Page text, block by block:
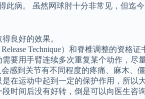
此病。 虽然网球肘十分非常见，但迄
良好的效果。
Technique）和脊椎调整的资格
要用手臂连续多次重复某个动作，尽
感到关节有不同程度的疼痛、麻木、
在运动中起到一定的保护作用，所以
时间后没有好转，倒是可以向医生咨